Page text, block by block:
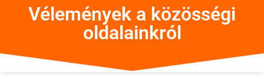
Vélemények a közösségi
oldalainkról